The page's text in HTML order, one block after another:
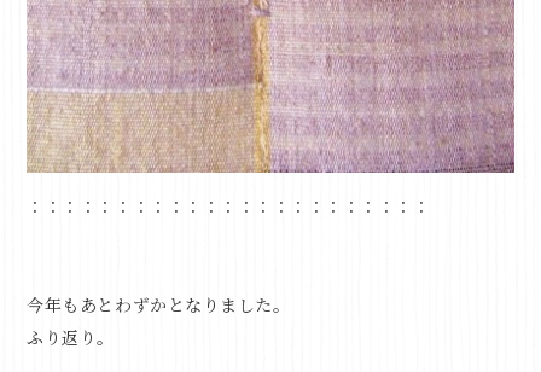
：：：：：：：：：：：：：：：：：：：：：：：
今年もあとわずかとなりました。
ふり返り。